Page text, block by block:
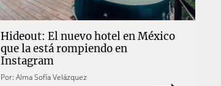
Hideout: El nuevo hotel en México
que la está rompiendo en
Instagram
Por: Alma Sofía Velázquez